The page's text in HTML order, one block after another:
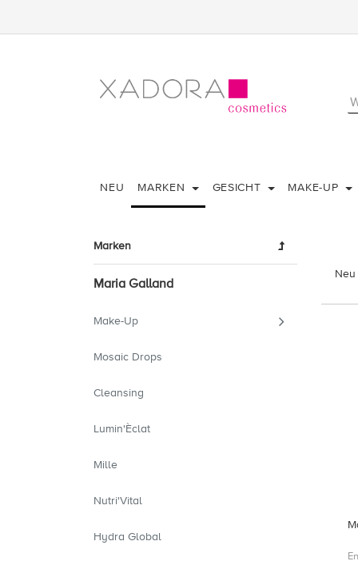
NEU MARKEN GESICHT MAKE-UP
Marken
Maria Galland
Make-Up
Mosaic Drops
Cleansing
Lumin'Èclat
Mille
Nutri'Vital
Hydra Global